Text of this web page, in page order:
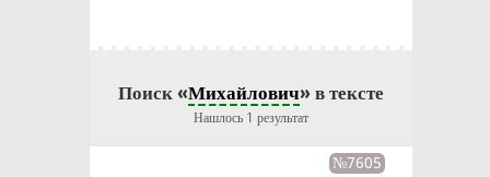
Поиск «Михайлович» в тексте
Нашлось 1 результат
№7605